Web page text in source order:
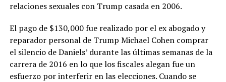
relaciones sexuales con Trump casada en 2006.
El pago de $130,000 fue realizado por el ex abogado y
reparador personal de Trump Michael Cohen comprar
el silencio de Daniels’ durante las últimas semanas de la
carrera de 2016 en lo que los fiscales alegan fue un
esfuerzo por interferir en las elecciones. Cuando se